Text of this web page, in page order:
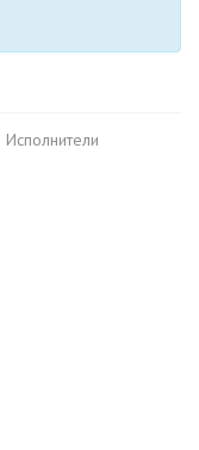
Исполнители